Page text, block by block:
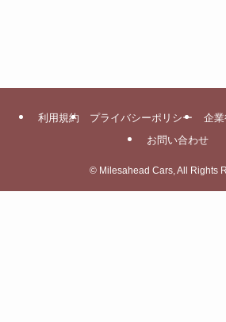
利用規約 プライバシーポリシー 企
お問い合わせ
© Milesahead Cars, All Rights